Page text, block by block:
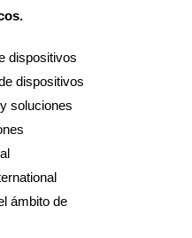
dispositivos
dispositivos
soluciones
ámbito de